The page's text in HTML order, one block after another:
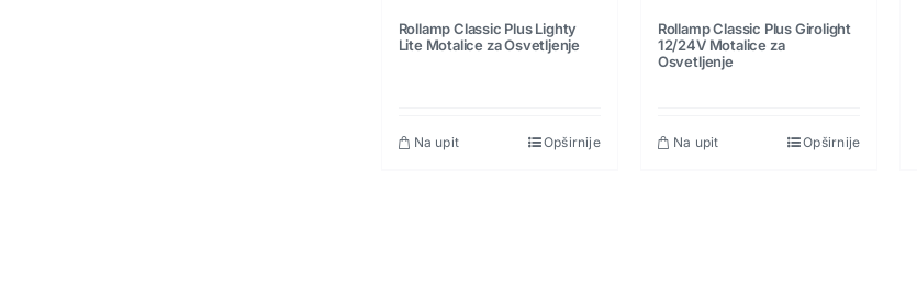
Rollamp Classic Plus Lighty
Lite Motalice za Osvetljenje
Na upit Opširnije
Rollamp Classic Plus Girolight
12/24V Motalice za
Osvetljenje
Na upit Opširnije